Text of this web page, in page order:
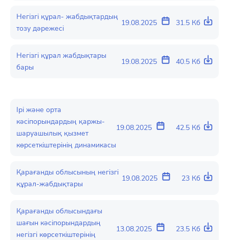
Негізгі құрал- жабдықтардың
тозу дәрежесі
19.08.2025 31.5 Кб
Негізгі құрал жабдықтары
бары
19.08.2025 40.5 Кб
Ірі және орта
кәсіпорындардың қаржы-
шаруашылық қызмет
көрсеткіштерінің динамикасы
19.08.2025 42.5 Кб
Қарағанды облысының негізгі
құрал-жабдықтары
19.08.2025 23 Кб
Қарағанды облысындағы
шағын кәсіпорындардың
негізгі көрсеткіштерінің
13.08.2025 23.5 Кб